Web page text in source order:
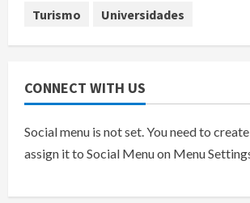
Turismo
Universidades
CONNECT WITH US
Social menu is not set. You need to
assign it to Social Menu on Menu